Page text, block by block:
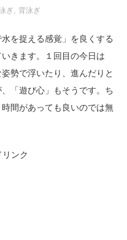
ぎ 背泳ぎ
を捉える感覚」を良くする
きます。１回目の今日は
勢で浮いたり、進んだりと
「遊び心」もそうです。ち
間があっても良いのでは無
リンク